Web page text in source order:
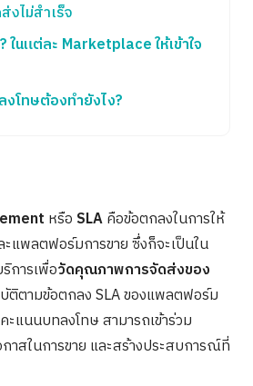
งไม่สำเร็จ
ในแต่ละ Marketplace ให้เข้าใจ
โทษต้องทำยังไง?
หรือ SLAคือข้อตกลงในการให้
ะแพลตฟอร์มการขาย ซึ่งก็จะเป็นใน
การเพื่อวัดคุณภาพการจัดส่งของ
ติตามข้อตกลง SLA ของแพลตฟอร์ม
ะแนนบทลงโทษ สามารถเข้าร่วม
สในการขาย และสร้างประสบการณ์ที่